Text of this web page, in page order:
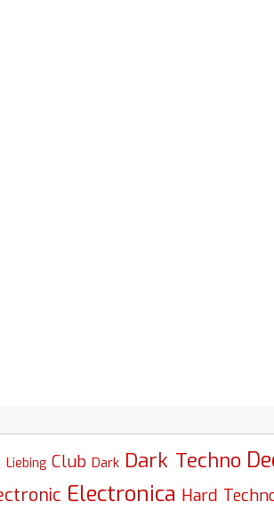
Liebing Club Dark Dark Techno
Electronica Hard